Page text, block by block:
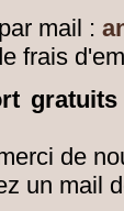
mail :
frais
de
un mail